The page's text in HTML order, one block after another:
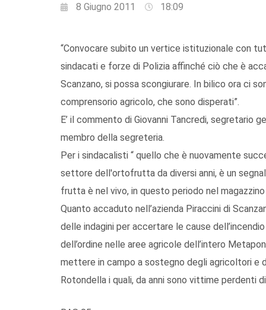
8 Giugno 2011 18:09
“Convocare subito un vertice istituzionale con
sindacati e forze di Polizia affinché ciò che è
Scanzano, si possa scongiurare. In bilico ora ci
comprensorio agricolo, che sono disperati”.
E’ il commento di Giovanni Tancredi, segretario
membro della segreteria.
Per i sindacalisti “ quello che è nuovamente
settore dell'ortofrutta da diversi anni, è un
frutta è nel vivo, in questo periodo nel
Quanto accaduto nell’azienda Piraccini di
delle indagini per accertare le cause
dell’ordine nelle aree agricole dell’intero
mettere in campo a sostegno degli agricoltori e
Rotondella i quali, da anni sono vittime perdenti